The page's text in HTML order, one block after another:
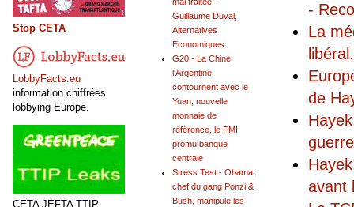
-
La
libéral
de
avant
Guillaume Duval,
Alternatives
Economiques
G20 - La Chine,
l'Argentine
contournent avec le
Yuan, nouvelle
monnaie de
référence, le FMI
promu banque
centrale
Stress Test - Obama,
chef du gang Ponzi &
Bush, manipule les
Stop CETA
LobbyFacts.eu
information chiffrées
lobbying Europe.
CETA JEFTA TTIP